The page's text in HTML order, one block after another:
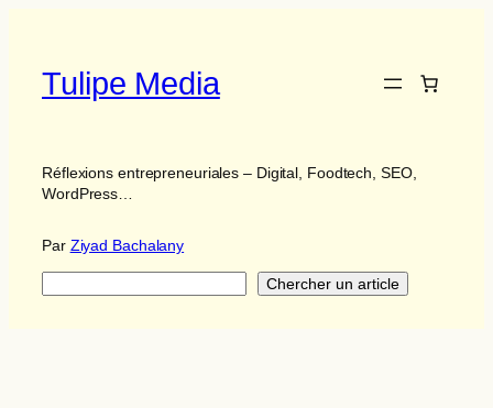
contenuTulipe Media
Réflexions entrepreneuriales – Digital, Foodtech, SEO,
WordPress…
Par Ziyad Bachalany
Chercher un article